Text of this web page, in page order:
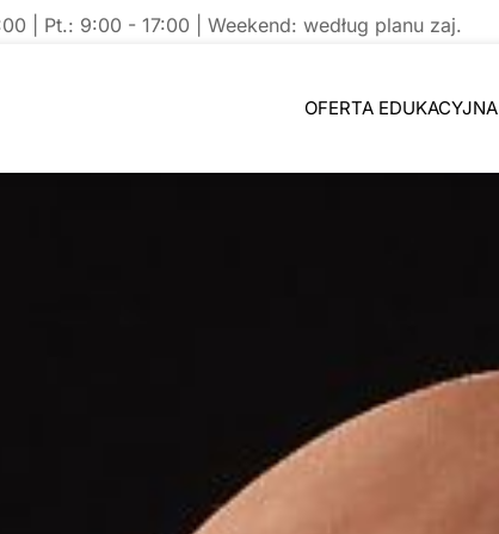
| Pt.: 9:00 - 17:00 | Weekend: według planu zaj.
OFERTA EDUKACYJNA